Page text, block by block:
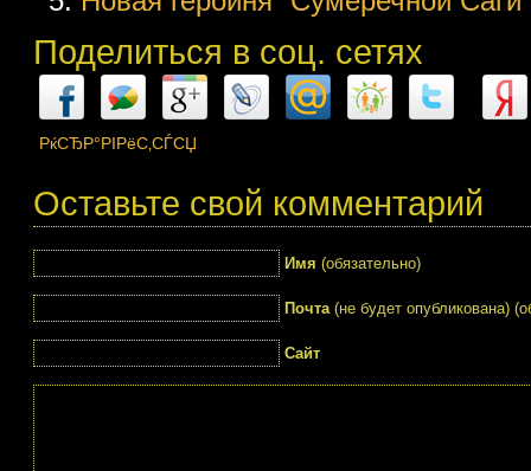
Поделиться в соц. сетях
РќСЂР°РІРёС‚СЃСЏ
Оставьте свой комментарий
Имя (обязательно)
Почта(не будет опубликована)
Сайт